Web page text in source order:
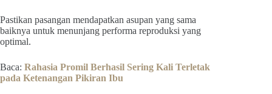
Pastikan pasangan mendapatkan asupan yang sama
baiknya untuk menunjang performa reproduksi yang
optimal.
Baca: Rahasia Promil Berhasil Sering Kali Terletak
pada Ketenangan Pikiran Ibu